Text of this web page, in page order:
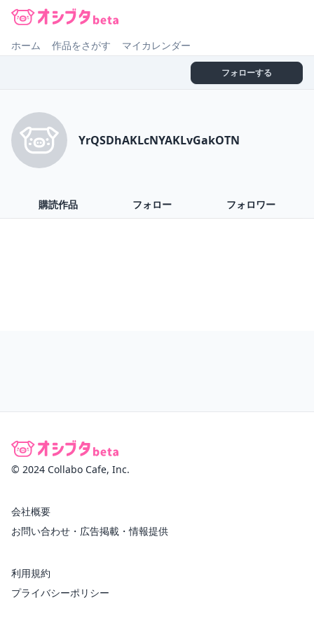
ホーム 作品をさがす マイカレンダー
フォローする
YrQSDhAKLcNYAKLvGakOTN
購読作品 フォロー フォロワー
© 2024 Collabo Cafe, Inc.
会社概要
お問い合わせ・広告掲載・情報提供
利用規約
プライバシーポリシー